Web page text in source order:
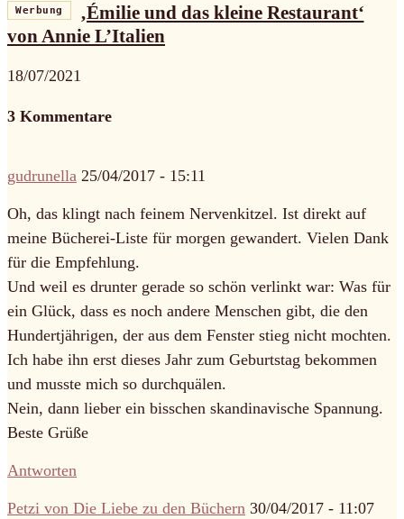
Werbung
‚Émilie und das kleine Restaurant‘
von Annie L’Italien
18/07/2021
3 Kommentare
gudrunella 25/04/2017 - 15:11
Oh, das klingt nach feinem Nervenkitzel. Ist direkt auf
meine Bücherei-Liste für morgen gewandert. Vielen Dank
für die Empfehlung.
Und weil es drunter gerade so schön verlinkt war: Was für
ein Glück, dass es noch andere Menschen gibt, die den
Hundertjährigen, der aus dem Fenster stieg nicht mochten.
Ich habe ihn erst dieses Jahr zum Geburtstag bekommen
und musste mich so durchquälen.
Nein, dann lieber ein bisschen skandinavische Spannung.
Beste Grüße
Antworten
Petzi von Die Liebe zu den Büchern 30/04/2017 - 11:07